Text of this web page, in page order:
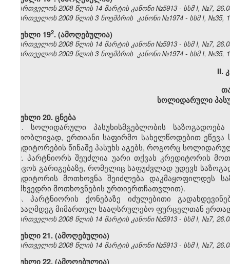
საქართველოს 2008 წლის 14 მარტის კანონი №5913 - სსმ I, №7,
საქართველოს 2009 წლის 3 ნოემბრის კანონი №1974 - სსმ I, №35,
მუხლი 19​2. (ამოღებულია)
საქართველოს 2008 წლის 14 მარტის კანონი №5913 - სსმ I, №7,
საქართველოს 2009 წლის 3 ნოემბრის კანონი №1974 - სსმ I, №35,
II.
სოლიდარული
მუხლი 20. ცნება
1. სოლიდარული პასუხისმგებლობის
ერთობლივად, ერთიანი საფირმო სახელწოდებით ეწევა
კრედიტორების წინაშე პასუხს აგებს, როგორც
2. პარტნიორს შეუძლია უარი თქვას კრედიტორის
იდავოს გარიგებაზე, რომელიც საფუძვლად უდევს
კრედიტორის მოთხოვნა შეიძლება დაკმაყოფილდეს
(შემხვედრი მოთხოვნების ურთიერთჩათვლით).
3. პარტნიორის ქონებაზე იძულებითი
წინააღმდეგ მიმართულ სააღსრულებო ფურცელთან
საქართველოს 2008 წლის 14 მარტის კანონი №5913 - სსმ I, №7,
მუხლი 21. (ამოღებულია)
საქართველოს 2008 წლის 14 მარტის კანონი №5913 - სსმ I, №7,
მუხლი 22. (ამოღებულია)